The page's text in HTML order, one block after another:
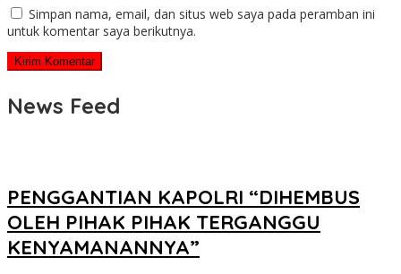
Simpan nama, email, dan situs web saya pada peramban ini
untuk komentar saya berikutnya.
News Feed
PENGGANTIAN KAPOLRI “DIHEMBUS
OLEH PIHAK PIHAK TERGANGGU
KENYAMANANNYA”